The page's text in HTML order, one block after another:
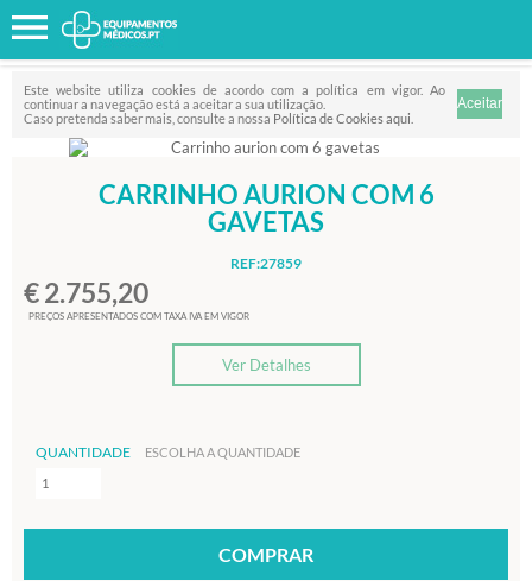
Este website utiliza cookies de acordo com a política em vigor. Ao
continuar a navegação está a aceitar a sua utilização.
Caso pretenda saber mais, consulte a nossa Política de Cookies aqui
CARRINHO AURION COM 6
GAVETAS
REF:27859
€ 2.755,20
PREÇOS APRESENTADOS COM TAXA IVA EM VIGOR
Ver Detalhes
QUANTIDADE ESCOLHA A QUANTIDADE